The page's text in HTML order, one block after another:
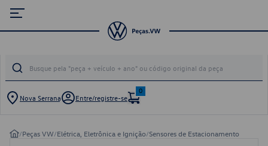
Nova Serrana Entre/registre-se
0
/Peças VW/Elétrica, Eletrônica e Ignição/Sensores de Estacionamento